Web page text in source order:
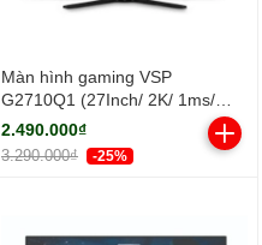
Màn hình gaming VSP
G2710Q1 (27Inch/ 2K/ 1ms/
100HZ/ 300cd/m2/ IPS)
2.490.000₫
3.290.000₫ -25%